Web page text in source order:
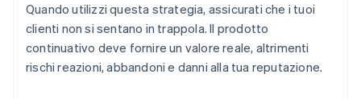
Quando utilizzi questa strategia, assicurati che i tuoi
clienti non si sentano in trappola. Il prodotto
continuativo deve fornire un valore reale, altrimenti
rischi reazioni, abbandoni e danni alla tua reputazione.